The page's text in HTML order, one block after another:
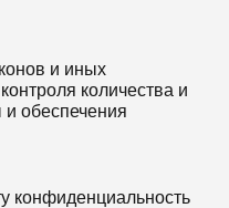
и иных
количества и
обеспечения
конфиденциальность